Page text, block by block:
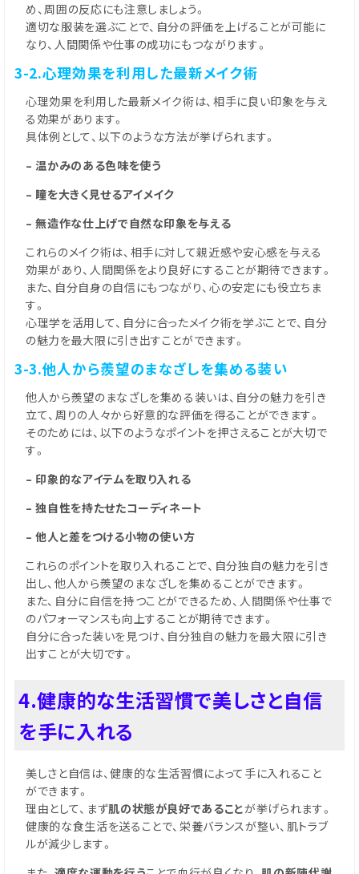
め、周囲の反応にも注意しましょう。
適切な服装を選ぶことで、自分の評価を上げることが可能に
なり、人間関係や仕事の成功にもつながります。
3-2.心理効果を利用した最新メイク術
心理効果を利用した最新メイク術は、相手に良い印象を与え
る効果があります。
具体例として、以下のような方法が挙げられます。
– 温かみのある色味を使う
– 瞳を大きく見せるアイメイク
– 無造作な仕上げで自然な印象を与える
これらのメイク術は、相手に対して親近感や安心感を与える
効果があり、人間関係をより良好にすることが期待できます。
また、自分自身の自信にもつながり、心の安定にも役立ちま
す。
心理学を活用して、自分に合ったメイク術を学ぶことで、自分
の魅力を最大限に引き出すことができます。
3-3.他人から羨望のまなざしを集める装い
他人から羨望のまなざしを集める装いは、自分の魅力を引き
立て、周りの人々から好意的な評価を得ることができます。
そのためには、以下のようなポイントを押さえることが大切で
す。
– 印象的なアイテムを取り入れる
– 独自性を持たせたコーディネート
– 他人と差をつける小物の使い方
これらのポイントを取り入れることで、自分独自の魅力を引き
出し、他人から羨望のまなざしを集めることができます。
また、自分に自信を持つことができるため、人間関係や仕事で
のパフォーマンスも向上することが期待できます。
自分に合った装いを見つけ、自分独自の魅力を最大限に引き
出すことが大切です。
4.健康的な生活習慣で美しさと自信
を手に入れる
美しさと自信は、健康的な生活習慣によって手に入れること
ができます。
理由として、まず肌の状態が良好であることが挙げられます。
健康的な食生活を送ることで、栄養バランスが整い、肌トラブ
ルが減少します。